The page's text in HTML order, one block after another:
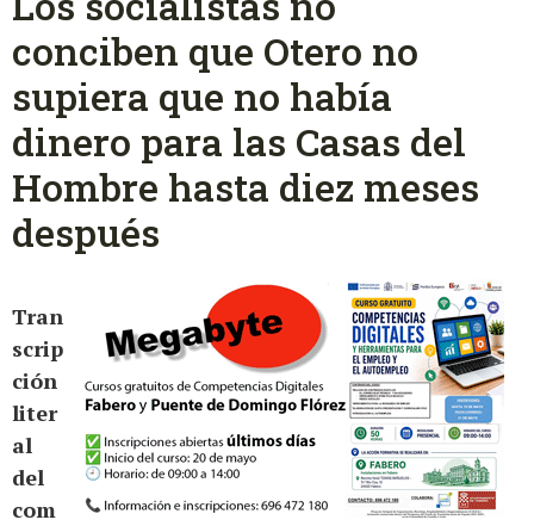
conciben que Otero no
supiera que no había
dinero para las Casas del
Hombre hasta diez meses
después
Tran
scrip
ción
liter
al
del
com